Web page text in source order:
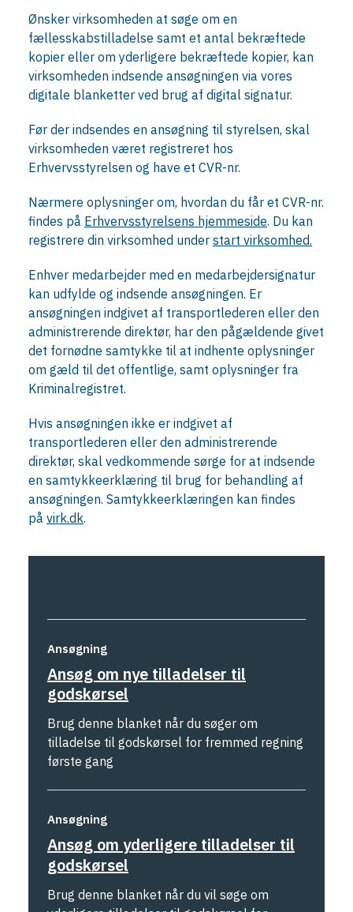
Ønsker virksomheden at søge om en
fællesskabstilladelse samt et antal bekræftede
kopier eller om yderligere bekræftede kopier, kan
virksomheden indsende ansøgningen via vores
digitale blanketter ved brug af digital signatur.
Før der indsendes en ansøgning til styrelsen, skal
virksomheden været registreret hos
Erhvervsstyrelsen og have et CVR-nr.
Nærmere oplysninger om, hvordan du får et CVR-nr.
findes på Erhvervsstyrelsens hjemmeside. Du kan
registrere din virksomhed under start virksomhed.
Enhver medarbejder med en medarbejdersignatur
kan udfylde og indsende ansøgningen. Er
ansøgningen indgivet af transportlederen eller den
administrerende direktør, har den pågældende givet
det fornødne samtykke til at indhente oplysninger
om gæld til det offentlige, samt oplysninger fra
Kriminalregistret.
Hvis ansøgningen ikke er indgivet af
transportlederen eller den administrerende
direktør, skal vedkommende sørge for at indsende
en samtykkeerklæring til brug for behandling af
ansøgningen. Samtykkeerklæringen kan findes
på virk.dk.
Ansøgning
Ansøg om nye tilladelser til
godskørsel
Brug denne blanket når du søger om
tilladelse til godskørsel for fremmed regning
første gang
Ansøgning
Ansøg om yderligere tilladelser til
godskørsel
Brug denne blanket når du vil søge om